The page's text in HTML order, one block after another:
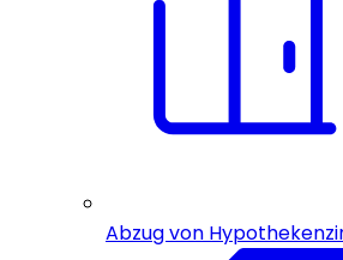
Abzug von